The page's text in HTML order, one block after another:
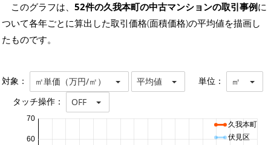
このグラフは、 52件の久我本町の中古マンションの取引事例に
ついて各年ごとに算出した取引価格(面積価格)の平均値を描画し
たものです。
対象： ㎡単価（万円/㎡） 平均値 単位： ㎡
タッチ操作： OFF
60
70
久我本町
伏見区